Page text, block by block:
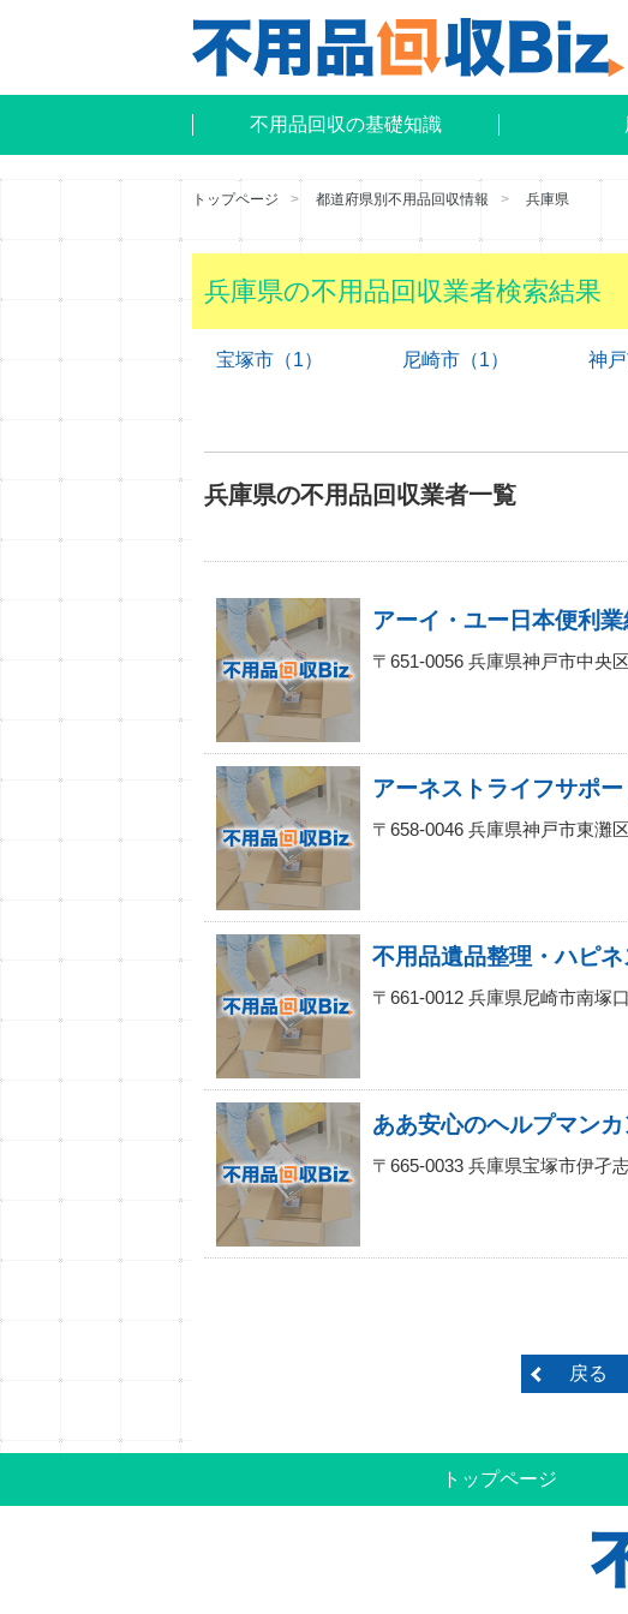
不用品回収の基礎知識
トップページ 都道府県別不用品回収情報 兵庫県
兵庫県の不用品回収業者検索結果
宝塚市（1） 尼崎市（1） 神
兵庫県の不用品回収業者一覧
〒651-0056 兵庫県神戸市中央
アーネストライフサポ
〒658-0046 兵庫県神戸市東灘
不用品遺品整理・ハピネ
〒661-0012 兵庫県尼崎市南塚
〒665-0033 兵庫県宝塚市伊孑
戻る
トップページ